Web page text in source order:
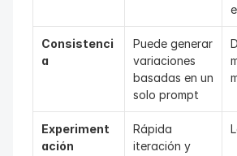
Consistenci
a
Puede generar
variaciones
basadas en un
solo prompt
Experiment
ación
Rápida
iteración y